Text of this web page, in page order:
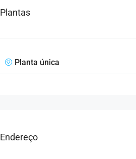
Plantas
Planta única
Endereço